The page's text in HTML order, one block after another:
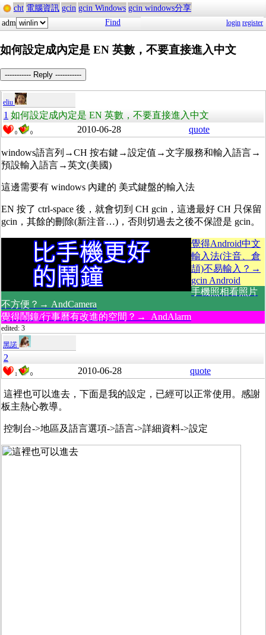
cht 電腦資訊 gcin gcin Windows gcin windows分享
adm
Find login register
如何設定成內定是 EN 英數，不要直接進入中文
----------- Reply -----------
eliu
1 如何設定成內定是 EN 英數，不要直接進入中文
0 0 2010-06-28 quote
windows語言列→CH 按右鍵→設定值→文字服務和輸入語言→
預設輸入語言→英文(美國)
這邊需要有 windows 內建的 美式鍵盤的輸入法
EN 按了 ctrl-space 後，就會切到 CH gcin，這邊最好 CH 只保留
gcin，其餘的刪除(新注音…)，否則切過去之後不保證是 gcin。
覺得Android中文
輸入法(注音、倉
頡)不易輸入？→
gcin Android
手機照相看照片
不方便？→ AndCamera
覺得鬧鐘/行事曆有改進的空間？→ AndAlarm
edited: 3
黑諾
2
1 0 2010-06-28 quote
這裡也可以進去，下面是我的設定，已經可以正常使用。感謝
板主熱心教導。
控制台->地區及語言選項->語言->詳細資料->設定